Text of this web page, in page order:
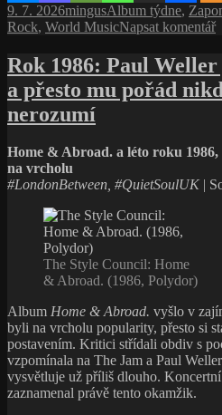
Publikováno:
9. 7. 2026Autor:
mingusRubriky:
Album týdne,
Rock, World MusicNapsat komentář
Rok 1986: Paul Weller
a přesto mu pořád
nerozumí
Home & Abroad. a léto roku
na vrcholu
#LondonBetween, #QuietSoulUK |
The Style Council: Home
& Abroad. (1986, Polydor)
Album Home & Abroad. vyšlo v
byli na vrcholu popularity, přesto si
postavením. Kritici střídali obdiv s
vzpomínala na The Jam a Paul
vysvětluje už příliš dlouho.
zaznamenal právě tento okamžik.